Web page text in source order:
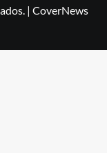
| CoverNews